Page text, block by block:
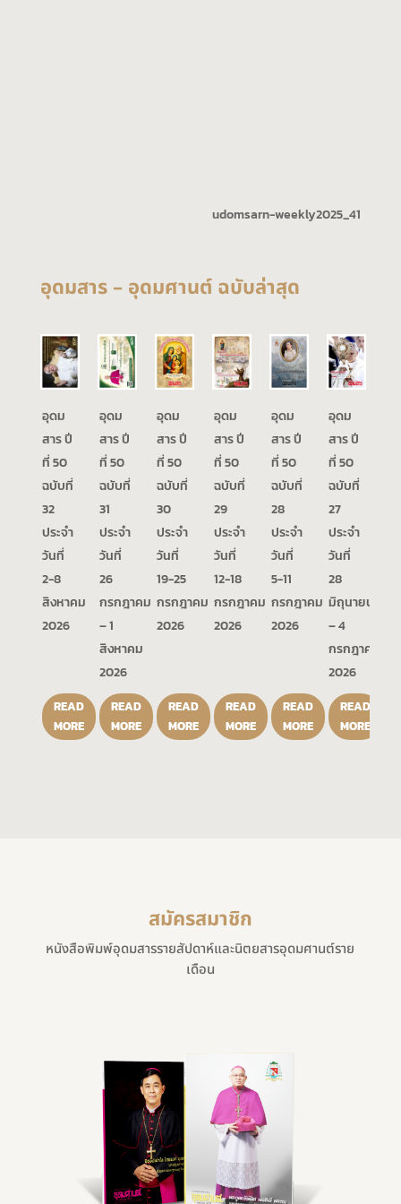
udomsarn-weekly2025_41
อุดมสาร – อุดมศานต์ ฉบับล่าสุด
อุดม
สาร ปี
ที่ 50
ฉบับที่
32
ประจำ
วันที่
2-8
สิงหาคม
2026
READ
MORE
อุดม
สาร ปี
ที่ 50
ฉบับที่
31
ประจำ
วันที่
26
กรกฎาคม
– 1
สิงหาคม
2026
READ
MORE
อุดม
สาร ปี
ที่ 50
ฉบับที่
30
ประจำ
วันที่
19-25
กรกฎาคม
2026
READ
MORE
อุดม
สาร ปี
ที่ 50
ฉบับที่
29
ประจำ
วันที่
12-18
กรกฎาคม
2026
READ
MORE
อุดม
สาร ปี
ที่ 50
ฉบับที่
28
ประจำ
วันที่
5-11
กรกฎาคม
2026
READ
MORE
อุดม
สาร ปี
ที่ 50
ฉบับที่
27
ประจำ
วันที่
28
มิถุนายน
– 4
กรกฎาคม
2026
READ
MORE
สมัครสมาชิก
หนังสือพิมพ์อุดมสารรายสัปดาห์และนิตยสารอุดมศานต์ราย
เดือน